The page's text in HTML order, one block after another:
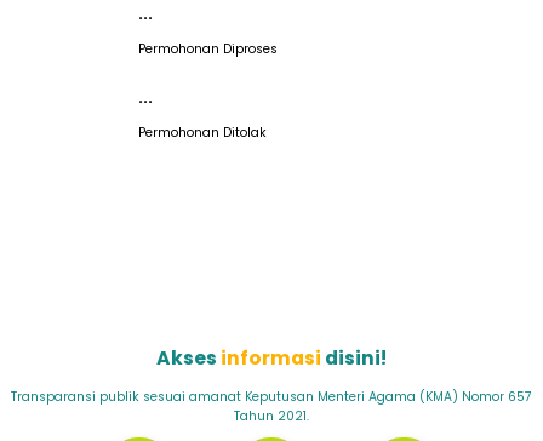
...
Permohonan Diproses
...
Permohonan Ditolak
Akses informasi disini!
Transparansi publik sesuai amanat Keputusan Menteri Agama (KMA) Nomor 657
Tahun 2021.